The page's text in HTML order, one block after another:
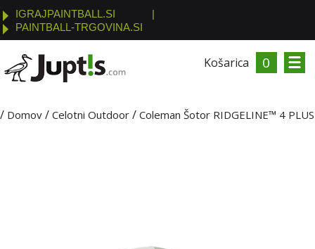
IGRAJPAINTBALL.SI
|
PAINTBALL-TRGOVINA.SI
Košarica 0
/ Domov / Celotni Outdoor / Coleman Šotor RIDGELINE™ 4 PLUS